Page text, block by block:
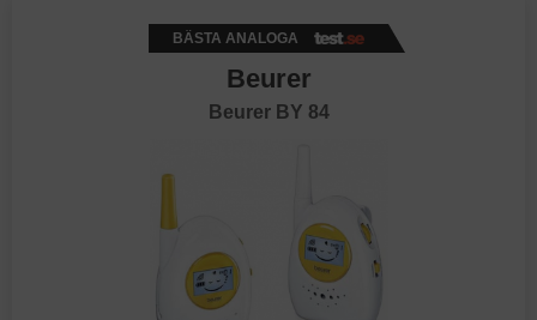
BÄSTA ANALOGA
Beurer
Beurer BY 84